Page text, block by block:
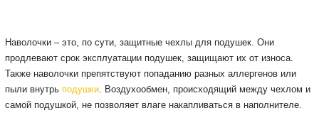
Наволочки – это, по сути, защитные чехлы для подушек. Они
продлевают срок эксплуатации подушек, защищают их от износа.
Также наволочки препятствуют попаданию разных аллергенов или
пыли внутрь подушки. Воздухообмен, происходящий между чехлом и
самой подушкой, не позволяет влаге накапливаться в наполнителе.